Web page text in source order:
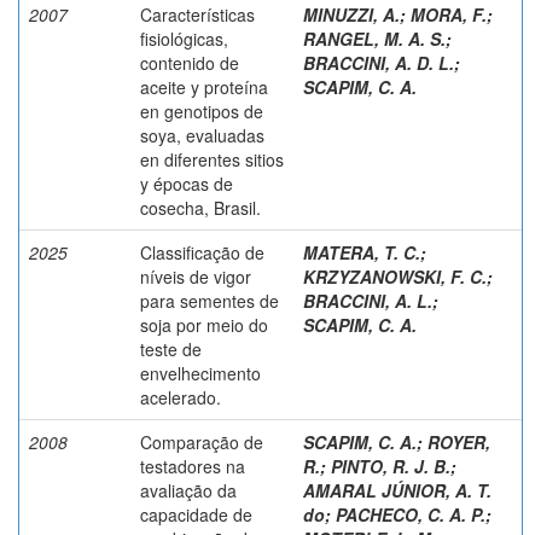
2007
Características
fisiológicas,
contenido de
aceite y proteína
en genotipos de
soya, evaluadas
en diferentes sitios
y épocas de
cosecha, Brasil.
MINUZZI, A.; MORA, F.;
RANGEL, M. A. S.;
BRACCINI, A. D. L.;
SCAPIM, C. A.
2025
Classificação de
níveis de vigor
para sementes de
soja por meio do
teste de
envelhecimento
acelerado.
MATERA, T. C.;
KRZYZANOWSKI, F. C.;
BRACCINI, A. L.;
SCAPIM, C. A.
2008
Comparação de
testadores na
avaliação da
capacidade de
SCAPIM, C. A.; ROYER,
R.; PINTO, R. J. B.;
AMARAL JÚNIOR, A. T.
do; PACHECO, C. A. P.;